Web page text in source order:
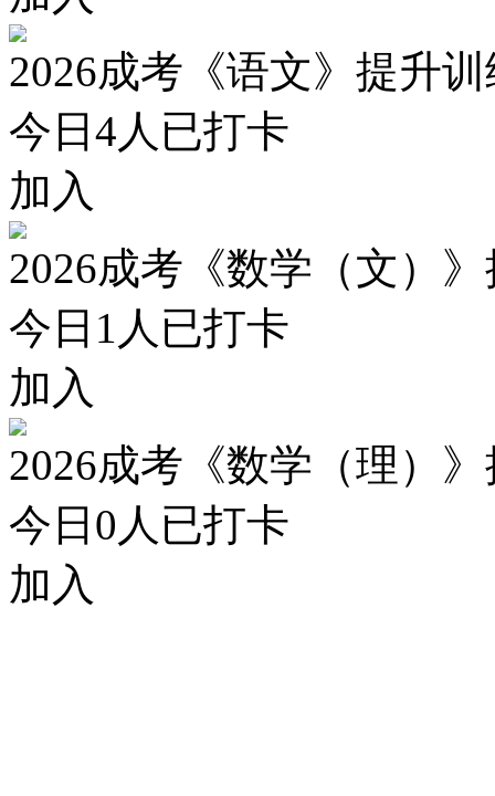
2026成考《语文》提升
今日 4人已打卡
加入
2026成考《数学（文）
今日 1 人已打卡
加入
2026成考《数学（理）
今日 0 人已打卡
加入